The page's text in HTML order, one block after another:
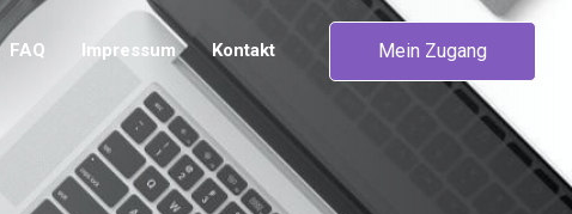
FAQ Impressum Kontakt Mein Zugang